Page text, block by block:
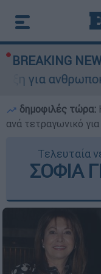
BREAKING
ανθρωποκτονία
δημοφιλές τώρα:
ανά τετραγωνικό
Τελευταία
ΣΟΦΙΑ